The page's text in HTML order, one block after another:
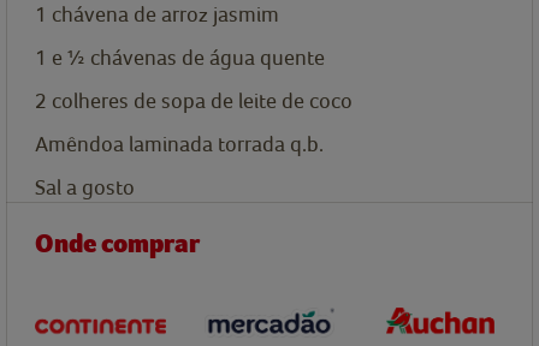
1 chávena de arroz jasmim
1 e ½ chávenas de água quente
2 colheres de sopa de leite de coco
Amêndoa laminada torrada q.b.
Sal a gosto
Onde comprar